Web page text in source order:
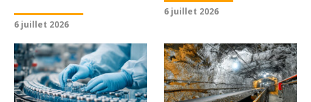
6 juillet 2026
6 juillet 2026